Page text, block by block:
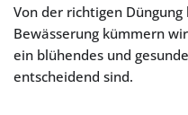
Von der richtigen
Bewässerung kümmern
ein blühendes und
entscheidend sind.